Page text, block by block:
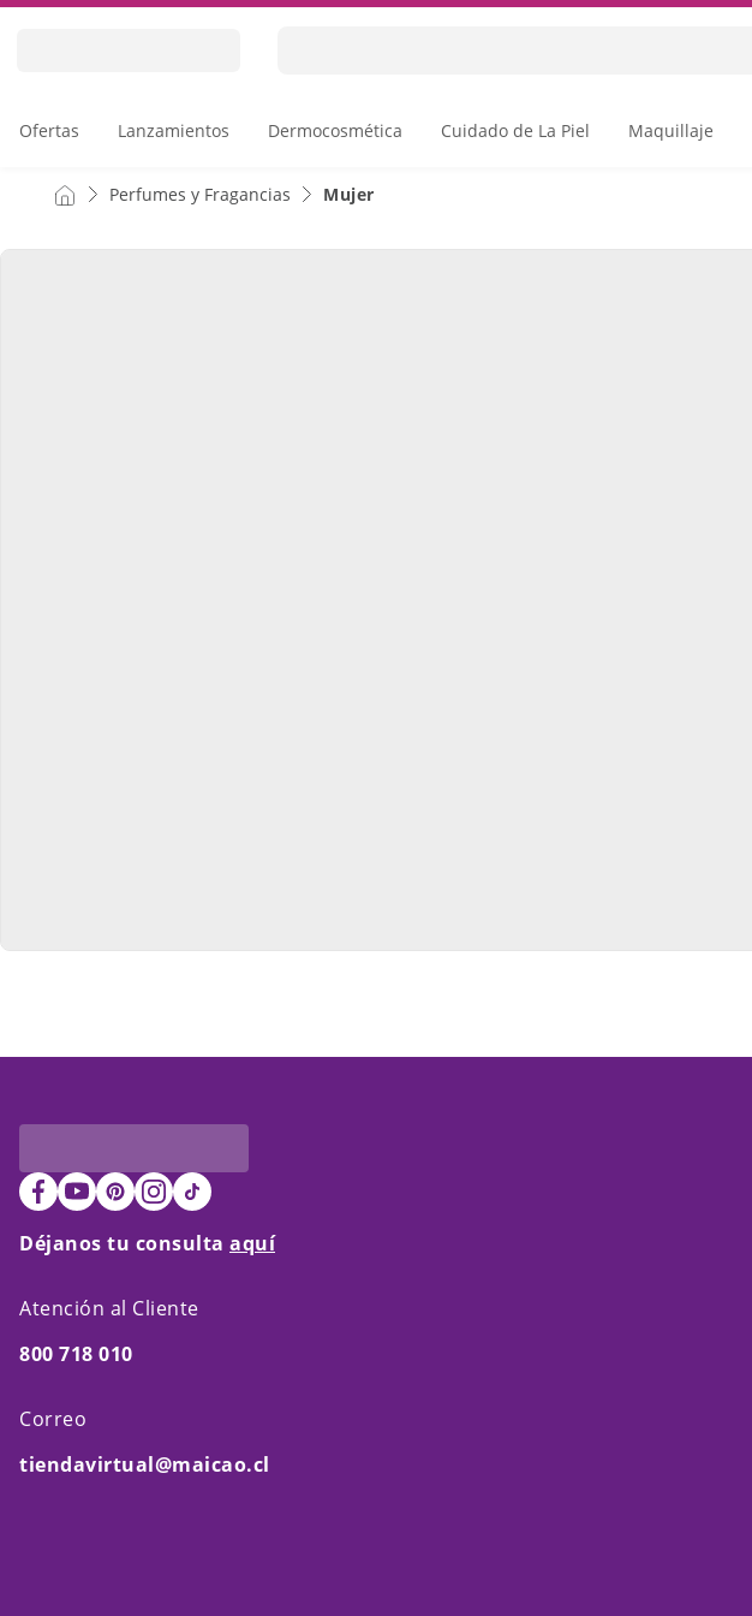
Skip
Ofertas Lanzamientos Dermocosmética Cuidado de La Piel Maquillaje
Perfumes y Fragancias Mujer
Déjanos tu consulta aquí
Atención al Cliente
800 718 010
Correo
tiendavirtual@maicao.cl